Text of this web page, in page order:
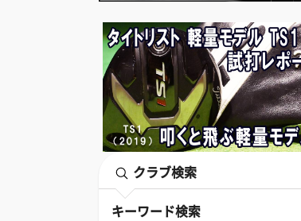
クラブ検索
キーワード検索